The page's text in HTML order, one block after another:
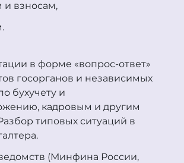
и взносам,
в форме «вопрос-ответ»
госорганов и независимых
бухучету и
кадровым и другим
типовых ситуаций в
(Минфина России,